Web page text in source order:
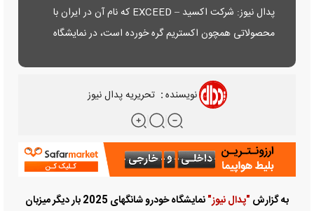
پدال نیوز: شرکت اکسید – EXCEED که نام آن در ایران با
محصولاتی همچون اکستریم گره خورده است، در نمایشگاه
نویسنده: تحریریه پدال نیوز
به گزارش"پدال نیوز"
نمایشگاه خودرو شانگهای 2025 بار دیگر میزبان